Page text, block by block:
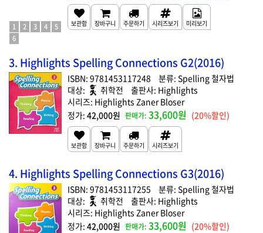
1 2 3 4
5
6
3. Highlights Spelling Connections G2(2016)
9781453117248
Spelling 철자법
취학전
Highlights
Highlights Zaner Bloser
42,000원
33,600원 (20%할인)
4. Highlights Spelling Connections G3(2016)
9781453117255
Spelling 철자법
취학전
Highlights
Highlights Zaner Bloser
42,000원
33,600원 (20%할인)